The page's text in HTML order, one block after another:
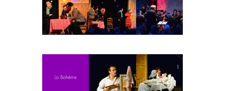
Fuoco Obbligato
Fuoco Jazz
Vidéos
Galerie